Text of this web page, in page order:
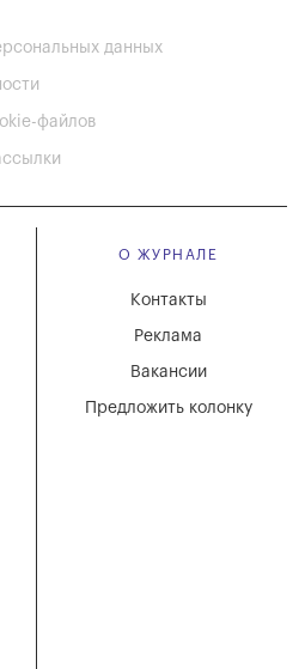
данных
файлов
О ЖУРНАЛЕ
Вакансии
Реклама
Контакты
Предложить колонку